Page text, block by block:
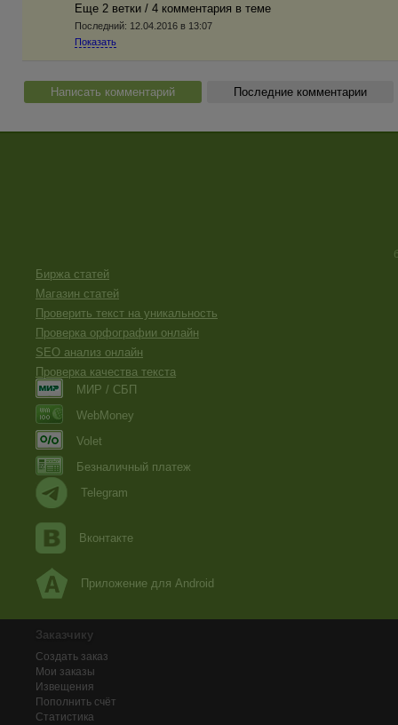
Еще 2 ветки / 4 комментария в темe
Последний: 12.04.2016 в 13:07
Показать
Написать комментарий Последние комментарии
Биржа статей
Магазин статей
Проверить текст на уникальность
Проверка орфографии онлайн
SEO анализ онлайн
Проверка качества текста
МИР / СБП
WebMoney
Volet
Безналичный платеж
Telegram
Вконтакте
Приложение для Android
Заказчику
Создать заказ
Мои заказы
Извещения
Пополнить счёт
Статистика